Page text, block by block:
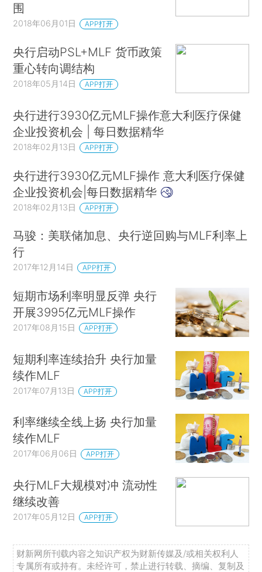
围
2018年06月01日 APP打开
央行启动PSL+MLF 货币政策
重心转向调结构
2018年05月14日 APP打开
央行进行3930亿元MLF操作意大利医疗保健
企业投资机会 | 每日数据精华
2018年02月13日 APP打开
央行进行3930亿元MLF操作 意大利医疗保健
企业投资机会|每日数据精华
2018年02月13日 APP打开
马骏：美联储加息、央行逆回购与MLF利率上
行
2017年12月14日 APP打开
短期市场利率明显反弹 央行
开展3995亿元MLF操作
2017年08月15日 APP打开
短期利率连续抬升 央行加量
续作MLF
2017年07月13日 APP打开
利率继续全线上扬 央行加量
续作MLF
2017年06月06日 APP打开
央行MLF大规模对冲 流动性
继续改善
2017年05月12日 APP打开
财新网所刊载内容之知识产权为财新传媒及/或相关权利人
专属所有或持有。未经许可，禁止进行转载、摘编、复制及